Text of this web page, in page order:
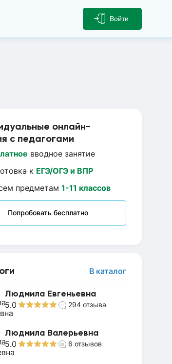
Войти
онлайн-
с педагогами
вводное занятие
к ЕГЭ/ОГЭ и ВПР
предметам 1-11 классов
Попробовать бесплатно
В каталог
Людмила Евгеньевна
5.0 294 отзыва
Людмила Валерьевна
5.0 6 отзывов